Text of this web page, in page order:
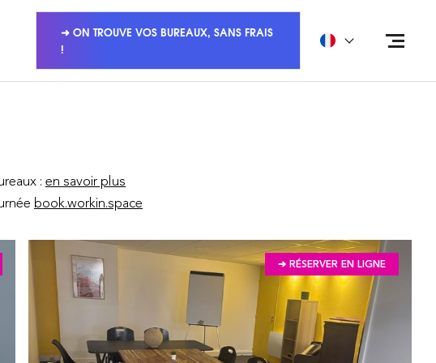
➜ ON TROUVE VOS BUREAUX, SANS FRAIS
!
: en savoir plus
book.workin.space
➔ RÉSERVER EN LIGNE